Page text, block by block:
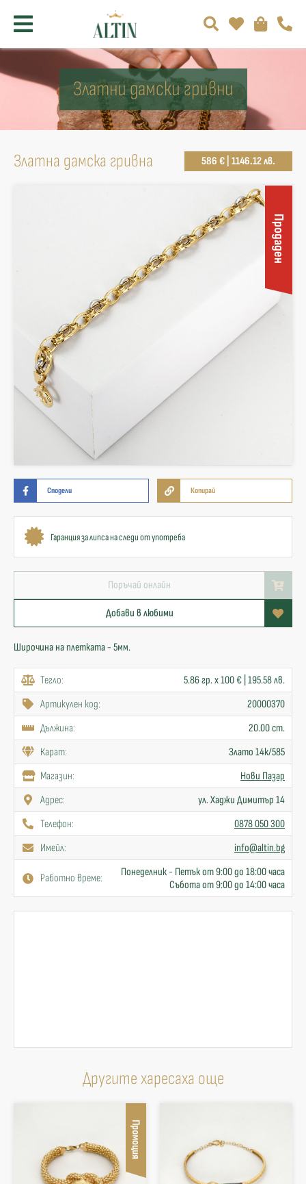
Златни дамски гривни
Златна дамска гривна 586 € | 1146.12 лв.
Продаден
Сподели Копирай
Гаранция за липса на следи от употреба
Поръчай онлайн
Добави в любими
Широчина на плетката - 5мм.
Тегло:
5.86 гр. x 100 € | 195.58 лв.
Артикулен код:
20000370
Дължина:
20.00 cm.
Карат:
Злато 14к/585
Mагазин:
Нови Пазар
Адрес:
ул. Хаджи Димитър 14
Телефон:
0878 050 300
Имейл:
info@altin.bg
Работно време:
Понеделник - Петък от 9:00 до 18:00 часа
Събота от 9:00 до 14:00 часа
Другите харесаха още
Промоция